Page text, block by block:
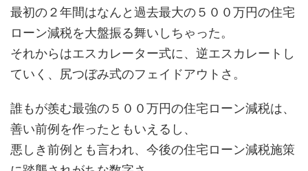
最初の２年間はなんと過去最大の５００万円の住宅
ローン減税を大盤振る舞いしちゃった。
それからはエスカレーター式に、逆エスカレートし
ていく、尻つぼみ式のフェイドアウトさ。
誰もが羨む最強の５００万円の住宅ローン減税は、
善い前例を作ったともいえるし、
悪しき前例とも言われ、今後の住宅ローン減税施策